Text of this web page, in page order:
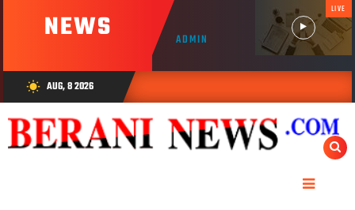
NEWS ADMIN
LIVE
wb_sunny AUG, 8 2026